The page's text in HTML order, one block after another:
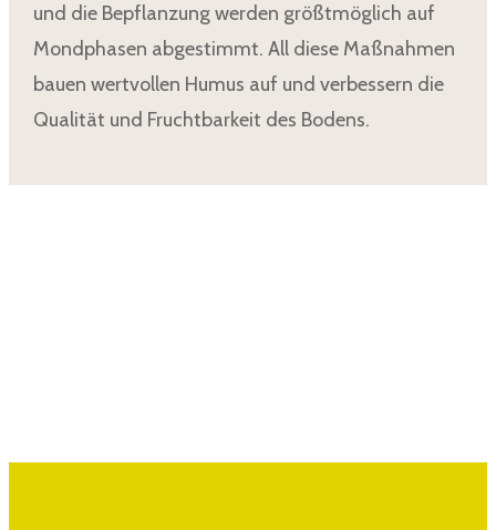
und die Bepflanzung werden größtmöglich auf
Mondphasen abgestimmt. All diese Maßnahmen
bauen wertvollen Humus auf und verbessern die
Qualität und Fruchtbarkeit des Bodens.